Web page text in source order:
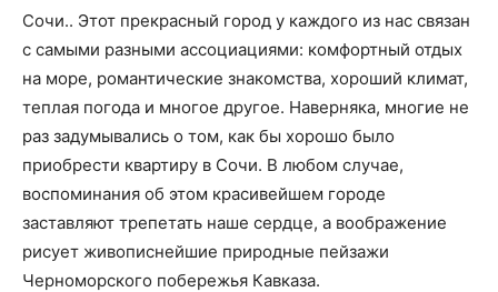
Сочи.. Этот прекрасный город у каждого из нас связан
с самыми разными ассоциациями: комфортный отдых
на море, романтические знакомства, хороший климат,
теплая погода и многое другое. Наверняка, многие не
раз задумывались о том, как бы хорошо было
приобрести квартиру в Сочи. В любом случае,
воспоминания об этом красивейшем городе
заставляют трепетать наше сердце, а воображение
рисует живописнейшие природные пейзажи
Черноморского побережья Кавказа.